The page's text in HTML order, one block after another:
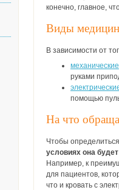
конечно, главное,
Виды
В зависимости от
механические
руками
помощью
На что
Чтобы
условиях она
Например, к
для пациентов,
что и кровать с